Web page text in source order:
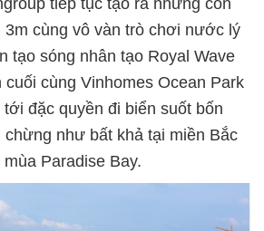
tiếp tục tạo ra những con
3m cùng vô vàn trò chơi nước lý
tạo sóng nhân tạo Royal Wave
cùng Vinhomes Ocean Park
đặc quyền đi biển suốt bốn
như bất khả tại miền Bắc
Paradise Bay.